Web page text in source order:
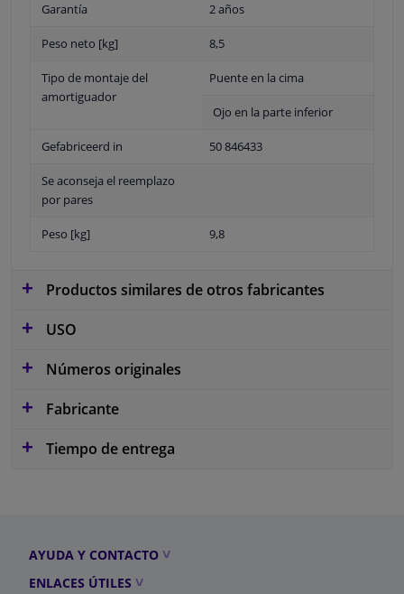
Garantía 2 años
Peso neto [kg] 8,5
Tipo de montaje del
amortiguador
Puente en la cima
Ojo en la parte inferior
Gefabriceerd in 50 846433
Se aconseja el reemplazo
por pares
Peso [kg] 9,8
Productos similares de otros fabricantes
USO
Números originales
Fabricante
Tiempo de entrega
AYUDA Y CONTACTO
ENLACES ÚTILES